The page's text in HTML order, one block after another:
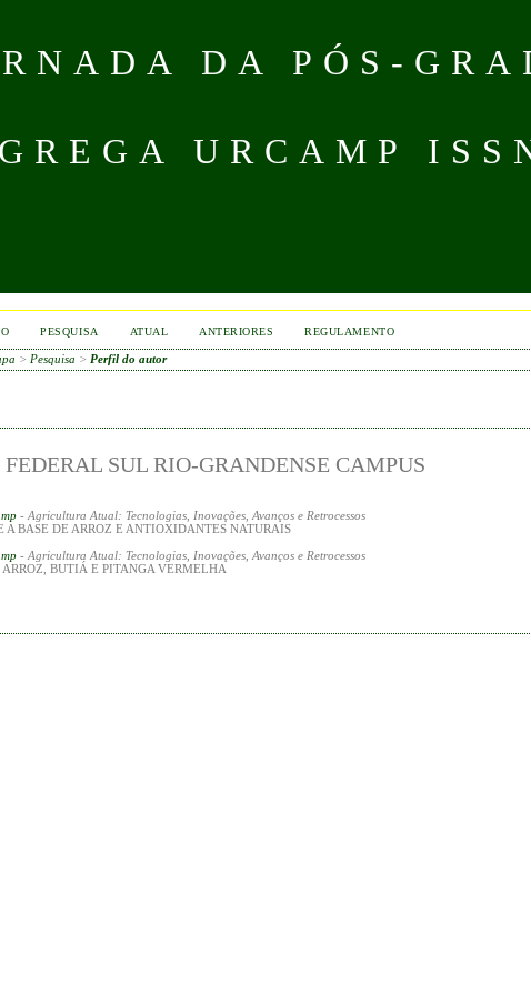
DA PÓS-
URCAMP
PESQUISA ATUAL ANTERIORES REGULAMENTO
> Pesquisa > Perfil do autor
SUL RIO-GRANDENSE CAMPUS
- Agricultura Atual: Tecnologias, Inovações, Avanços e Retrocessos
BASE DE ARROZ E ANTIOXIDANTES NATURAIS
- Agricultura Atual: Tecnologias, Inovações, Avanços e Retrocessos
BUTIÁ E PITANGA VERMELHA